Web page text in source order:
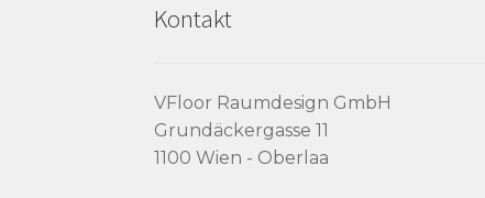
Kontakt
VFloor Raumdesign GmbH
Grundäckergasse 11
1100 Wien - Oberlaa